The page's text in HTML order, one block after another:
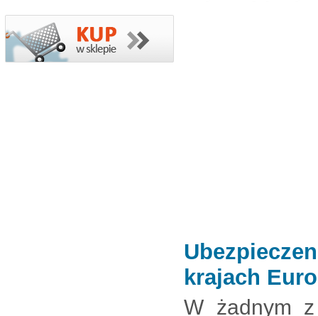
krajach
W żadnym